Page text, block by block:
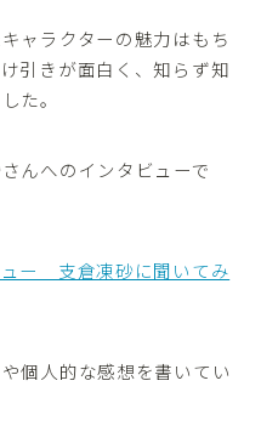
ャラクターの魅力はもち
引きが面白く、知らず知
た。
んへのインタビューで
ー 支倉凍砂に聞いてみ
個人的な感想を書いてい